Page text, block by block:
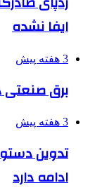
ایفا نشده
3 هفته پیش
برق صنعتی در ایران ۱۵ برابر
3 هفته پیش
تدوین
ادامه دارد